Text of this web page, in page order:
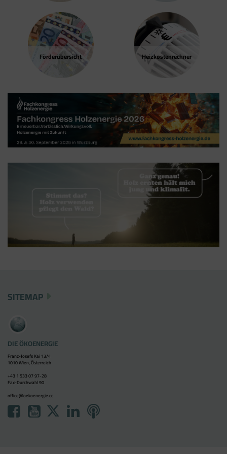
Förder­übersicht Heizkosten­rechner
SITEMAP
DIE ÖKOENERGIE
Franz-Josefs Kai 13/4
1010 Wien, Österreich
+43 1 533 07 97-28
Fax-Durchwahl 90
office@oekoenergie.cc
Cookies stammen aber von Google Analytics
und nicht vom Tag Manager selbst.